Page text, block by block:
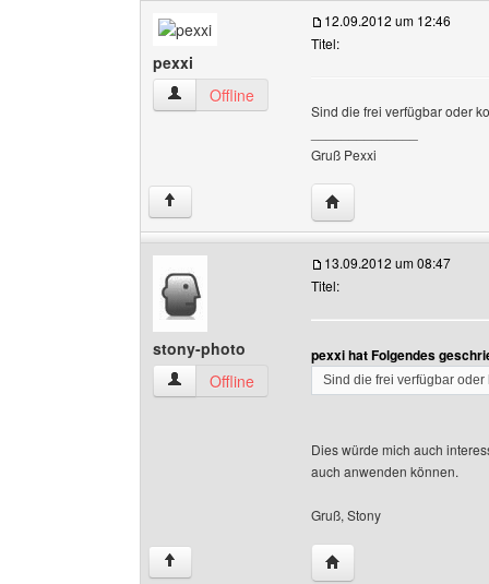
pexxi
pexxi Benutzer-Profile anzeigen
Offline
12.09.2012 um 12:46
Titel:
Sind die frei verfügbar oder
Gruß Pexxi
↑ Website dieses
stony-photo
stony-photo Benutzer-Profile anzeigen
Offline
13.09.2012 um 08:47
Titel:
pexxi hat Folgendes
Sind die frei verfügbar
Dies würde mich auch
auch anwenden können.
Gruß, Stony
↑ Website dieses